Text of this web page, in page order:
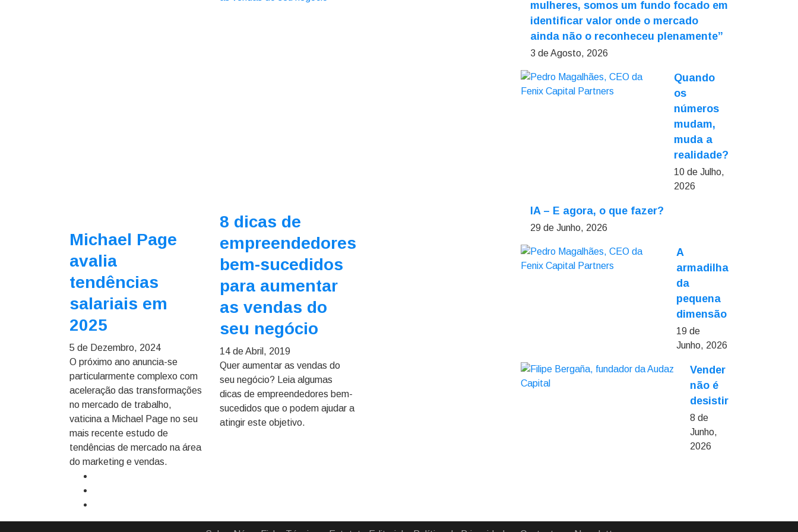
Michael Page
avalia
tendências
salariais em
2025
5 de Dezembro, 2024
O próximo ano anuncia-se
particularmente complexo com
aceleração das transformações
no mercado de trabalho,
vaticina a Michael Page no seu
mais recente estudo de
tendências de mercado na área
do marketing e vendas.
8 dicas de
empreendedores
bem-sucedidos
para aumentar
as vendas do
seu negócio
14 de Abril, 2019
Quer aumentar as vendas do
seu negócio? Leia algumas
dicas de empreendedores bem-
sucedidos que o podem ajudar a
atingir este objetivo.
mulheres, somos um fundo focado em
identificar valor onde o mercado
ainda não o reconheceu plenamente”
3 de Agosto, 2026
Quando
os
números
mudam,
muda a
realidade?
10 de Julho,
2026
IA – E agora, o que fazer?
29 de Junho, 2026
A
armadilha
da
pequena
dimensão
19 de
Junho, 2026
Vender
não é
desistir
8 de
Junho,
2026